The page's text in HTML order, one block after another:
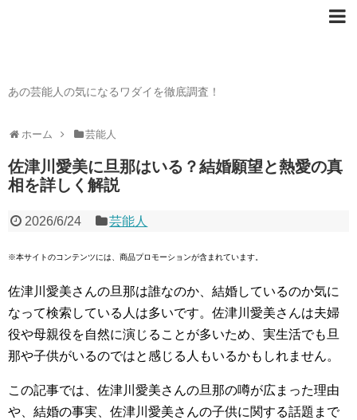
あの芸能人の気になるワダイを徹底調査！
ホーム 芸能人
佐津川愛美に旦那はいる？結婚願望と熱愛の真
相を詳しく解説
2026/6/24 芸能人
※本サイトのコンテンツには、商品プロモーションが含まれています。
佐津川愛美さんの旦那は誰なのか、結婚しているのか気に
なって検索している人は多いです。佐津川愛美さんは夫婦
役や母親役を自然に演じることが多いため、実生活でも旦
那や子供がいるのではと感じる人もいるかもしれません。
この記事では、佐津川愛美さんの旦那の噂が広まった理由
や、結婚の事実、佐津川愛美さんの子供に関する話題まで